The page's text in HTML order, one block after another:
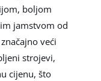
boljom
jamstvom od
veći
strojevi,
cijenu, što